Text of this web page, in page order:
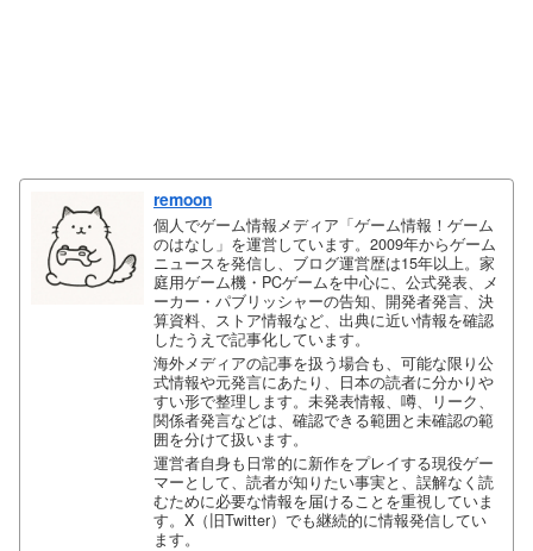
remoon
個人でゲーム情報メディア「ゲーム情報！ゲーム
のはなし」を運営しています。2009年からゲーム
ニュースを発信し、ブログ運営歴は15年以上。家
庭用ゲーム機・PCゲームを中心に、公式発表、メ
ーカー・パブリッシャーの告知、開発者発言、決
算資料、ストア情報など、出典に近い情報を確認
したうえで記事化しています。
海外メディアの記事を扱う場合も、可能な限り公
式情報や元発言にあたり、日本の読者に分かりや
すい形で整理します。未発表情報、噂、リーク、
関係者発言などは、確認できる範囲と未確認の範
囲を分けて扱います。
運営者自身も日常的に新作をプレイする現役ゲー
マーとして、読者が知りたい事実と、誤解なく読
むために必要な情報を届けることを重視していま
す。X（旧Twitter）でも継続的に情報発信してい
ます。